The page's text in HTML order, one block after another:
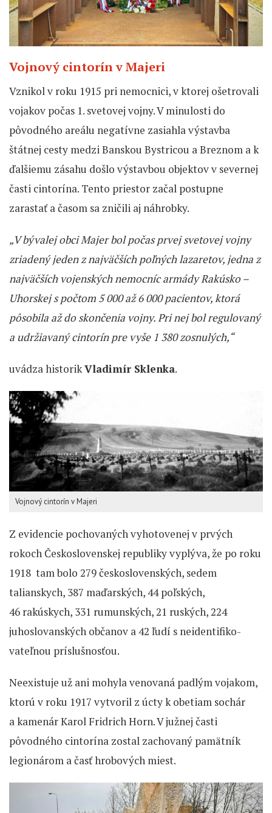
Vojnový cintorín v Majeri
Vznikol v roku 1915 pri nemocnici, v ktorej ošetrovali
vojakov počas 1. svetovej vojny. V minulosti do
pôvodného areálu negatívne zasiahla výstavba
štátnej cesty medzi Banskou Bystricou a Breznom a k
ďalšiemu zásahu došlo výstavbou objektov v severnej
časti cintorína. Tento priestor začal postupne
zarastať a časom sa zničili aj náhrobky.
„V bývalej obci Majer bol počas prvej svetovej vojny
zriadený jeden z najväčších poľných lazaretov, jedna z
najväčších vojenských nemocníc armády Rakúsko –
Uhorskej s počtom 5 000 až 6 000 pacientov, ktorá
pôsobila až do skončenia vojny. Pri nej bol regulovaný
a udržiavaný cintorín pre vyše 1 380 zosnulých,“
uvádza historikVladimír Sklenka.
Vojnový cintorín v Majeri
Z evidencie pochovaných vyhotovenej v prvých
rokoch Československej republiky vyplýva, že po roku
1918 tam bolo 279 československých, sedem
talianskych, 387 maďarských, 44 poľských,
46 rakúskych, 331 rumunských, 21 ruských, 224
juhoslovanských občanov a 42 ľudí s neidentifiko­
vateľnou príslušnosťou.
Neexistuje už ani mohyla venovaná padlým vojakom,
ktorú v roku 1917 vytvoril z úcty k obetiam sochár
a kamenár Karol Fridrich Horn. V južnej časti
pôvodného cintorína zostal zachovaný pamätník
legionárom a časť hrobových miest.